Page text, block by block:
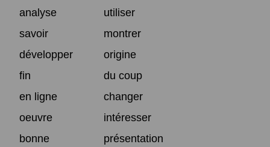
analyse
utiliser
savoir
montrer
développer
origine
fin
du coup
en ligne
changer
oeuvre
intéresser
bonne
présentation